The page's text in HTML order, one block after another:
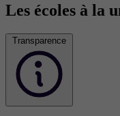
Les écoles à la
Transparence